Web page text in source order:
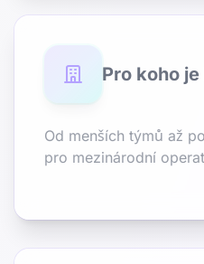
Pro koho
Od menších týmů až
pro mezinárodní